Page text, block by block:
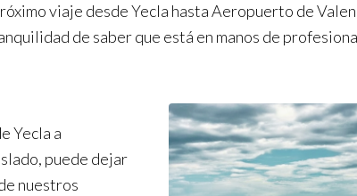
viaje desde Yecla hasta Aeropuerto de
de saber que está en manos de
Yecla a
puede dejar
nuestros